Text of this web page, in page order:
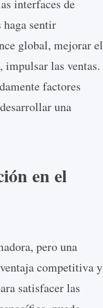
interfaces de
haga sentir
global, mejorar el
las ventas.
factores
una
en el
pero una
competitiva y
satisfacer las